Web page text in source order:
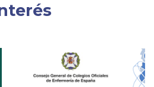
Española de
(SEOM) y la Red
que en 2050 la
en nuestro país